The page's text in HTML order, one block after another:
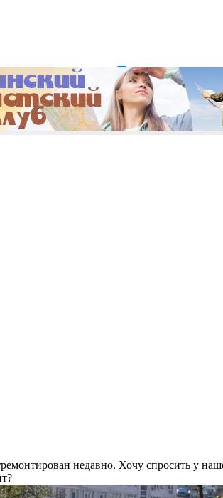
пароль? Регистрация
недавно. Хочу спросить у